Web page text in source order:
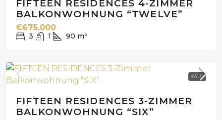
FIFTEEN RESIDENCES 4-ZIMMER
BALKONWOHNUNG “TWELVE”
€675.000
3 1 90 m²
KAUF
FIFTEEN RESIDENCES 3-ZIMMER
BALKONWOHNUNG “SIX”